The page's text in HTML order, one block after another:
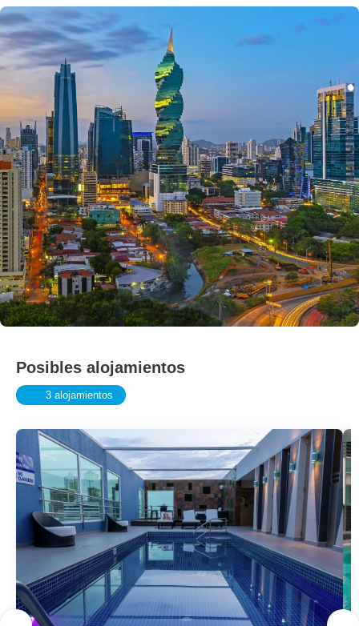
Posibles alojamientos
3 alojamientos